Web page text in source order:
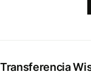
Transferencia